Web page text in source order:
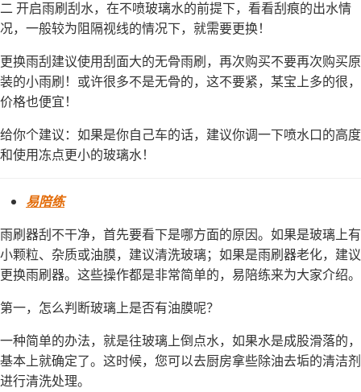
二 开启雨刷刮水，在不喷玻璃水的前提下，看看刮痕的出水情
况，一般较为阻隔视线的情况下，就需要更换！
更换雨刮建议使用刮面大的无骨雨刷，再次购买不要再次购买原
装的小雨刷！或许很多不是无骨的，这不要紧，某宝上多的很，
价格也便宜！
给你个建议：如果是你自己车的话，建议你调一下喷水口的高度
和使用冻点更小的玻璃水！
易陪练
雨刷器刮不干净，首先要看下是哪方面的原因。如果是玻璃上有
小颗粒、杂质或油膜，建议清洗玻璃；如果是雨刷器老化，建议
更换雨刷器。这些操作都是非常简单的，易陪练来为大家介绍。
第一，怎么判断玻璃上是否有油膜呢？
一种简单的办法，就是往玻璃上倒点水，如果水是成股滑落的，
基本上就确定了。这时候，您可以去厨房拿些除油去垢的清洁剂
进行清洗处理。